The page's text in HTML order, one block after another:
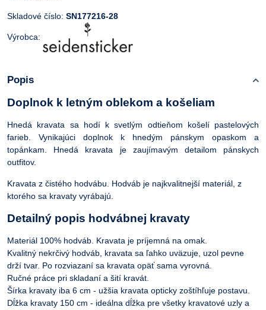
Skladové číslo: SN177216-28
Výrobca:
Popis
Doplnok k letným oblekom a košeliam
Hnedá kravata sa hodí k svetlým odtieňom košelí pastelových
farieb. Vynikajúci doplnok k hnedým pánskym opaskom a
topánkam. Hnedá kravata je zaujímavým detailom pánskych
outfitov.
Kravata z čistého hodvábu. Hodváb je najkvalitnejší materiál, z
ktorého sa kravaty vyrábajú.
Detailný popis hodvábnej kravaty
Materiál 100% hodváb. Kravata je príjemná na omak.
Kvalitný nekrčivý hodváb, kravata sa ľahko uväzuje, uzol pevne
drží tvar. Po rozviazaní sa kravata opäť sama vyrovná.
Ručné práce pri skladaní a šití kravát.
Šírka kravaty iba 6 cm - užšia kravata opticky zoštíhľuje postavu.
Dĺžka kravaty 150 cm - ideálna dĺžka pre všetky kravatové uzly a